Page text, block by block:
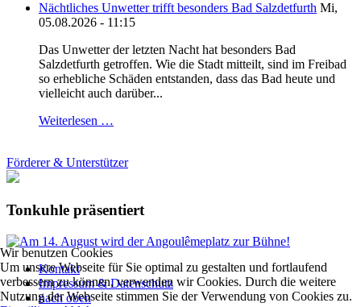
Nächtliches Unwetter trifft besonders Bad Salzdetfurth Mi,
05.08.2026 - 11:15
Das Unwetter der letzten Nacht hat besonders Bad
Salzdetfurth getroffen. Wie die Stadt mitteilt, sind im Freibad
so erhebliche Schäden entstanden, dass das Bad heute und
vielleicht auch darüber...
Weiterlesen …
Förderer & Unterstützer
Tonkuhle präsentiert
Kontakt
Impressum & Datenschutz
nach oben
Wir benutzen Cookies
Um unsere Webseite für Sie optimal zu gestalten und fortlaufend
verbessern zu können, verwenden wir Cookies. Durch die weitere
Nutzung der Webseite stimmen Sie der Verwendung von Cookies zu.